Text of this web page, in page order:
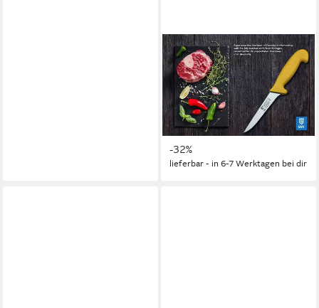
SMI
Ausbeinmesser 5 Zoll
Ausbeinmesser gerade
Solingen Metzgermesser
Fleischmesser
18,33 € UVP 26,99 €
-32%
lieferbar - in 6-7 Werktagen bei dir